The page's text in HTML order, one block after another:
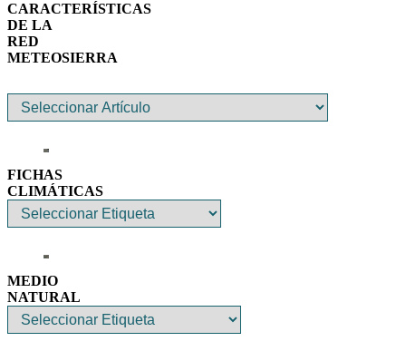
CARACTERÍSTICAS
DE LA
RED
METEOSIERRA
FICHAS
CLIMÁTICAS
MEDIO
NATURAL